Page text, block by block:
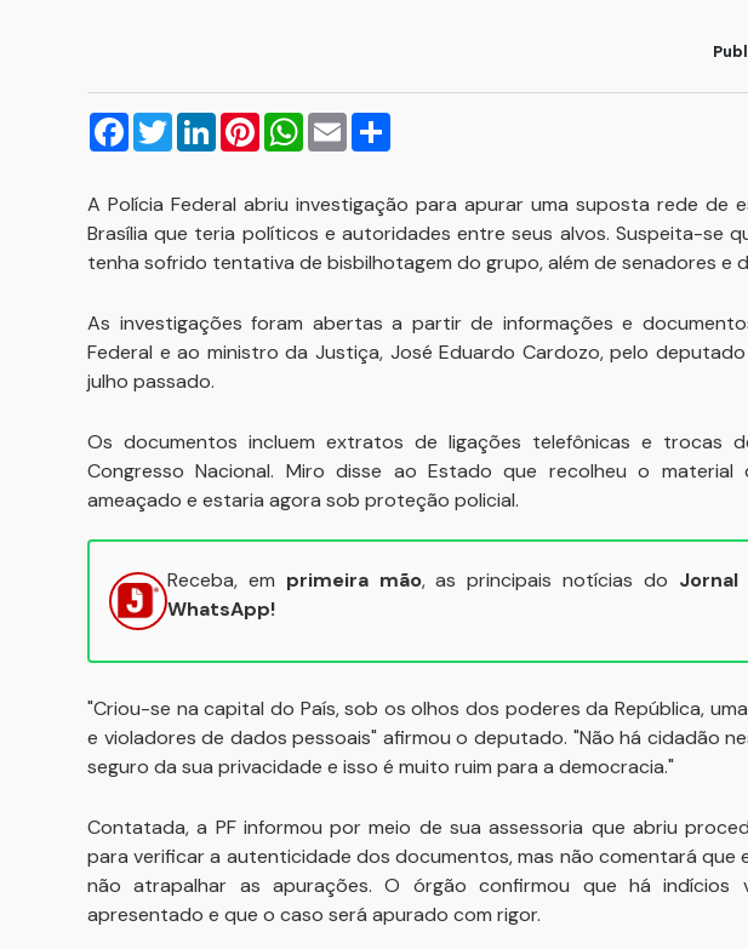
Facebook
TwitterLinkedInPinterestWhatsApp
Email
A Polícia Federal abriu investigação para apurar uma suposta rede de
Brasília que teria políticos e autoridades entre seus alvos. Suspeita-se
tenha sofrido tentativa de bisbilhotagem do grupo, além de senadores e
As investigações foram abertas a partir de informações e
Federal e ao ministro da Justiça, José Eduardo Cardozo, pelo deputado
julho passado.
Os documentos incluem extratos de ligações telefônicas e trocas
Congresso Nacional. Miro disse ao Estado que recolheu o
ameaçado e estaria agora sob proteção policial.
Receba, em primeira mão, as principais notícias do Jornal
WhatsApp!
"Criou-se na capital do País, sob os olhos dos poderes da República,
e violadores de dados pessoais" afirmou o deputado. "Não há cidadão
seguro da sua privacidade e isso é muito ruim para a democracia."
Contatada, a PF informou por meio de sua assessoria que abriu
para verificar a autenticidade dos documentos, mas não comentará que
não atrapalhar as apurações. O órgão confirmou que há indícios
apresentado e que o caso será apurado com rigor.